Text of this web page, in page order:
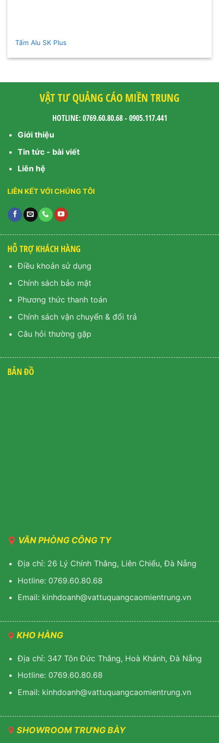
Tấm Alu SK Plus
VẬT TƯ QUẢNG CÁO MIỀN TRUNG
HOTLINE: 0769.60.80.68 - 0905.117.441
Giới thiệu
Tin tức - bài viết
Liên hệ
LIÊN KẾT VỚI CHÚNG TÔI
HỖ TRỢ KHÁCH HÀNG
Điều khoản sử dụng
Chính sách bảo mật
Phương thức thanh toán
Chính sách vận chuyển & đổi trả
Câu hỏi thường gặp
BẢN ĐỒ
VĂN PHÒNG CÔNG TY
Địa chỉ: 26 Lý Chính Thắng, Liên Chiểu, Đà Nẵng
Hotline: 0769.60.80.68
Email: kinhdoanh@vattuquangcaomientrung.vn
KHO HÀNG
Địa chỉ: 347 Tôn Đức Thắng, Hoà Khánh, Đà Nẵng
Hotline: 0769.60.80.68
Email: kinhdoanh@vattuquangcaomientrung.vn
SHOWROOM TRƯNG BÀY